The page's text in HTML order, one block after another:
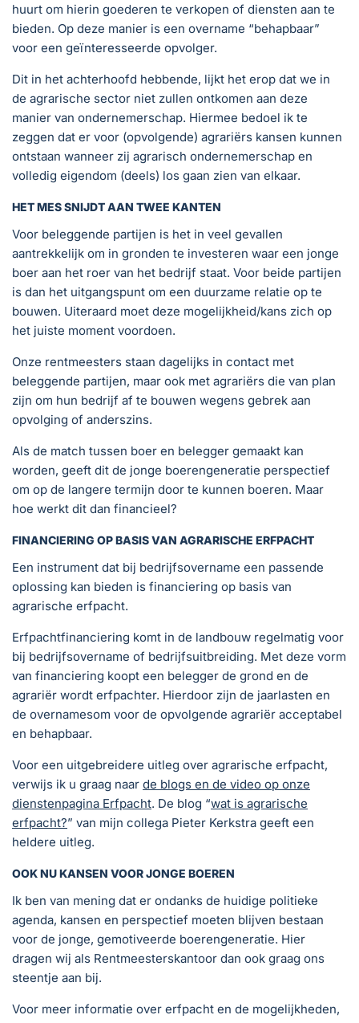
huurt om hierin goederen te verkopen of diensten aan te
bieden. Op deze manier is een overname “behapbaar”
voor een geïnteresseerde opvolger.
Dit in het achterhoofd hebbende, lijkt het erop dat we in
de agrarische sector niet zullen ontkomen aan deze
manier van ondernemerschap. Hiermee bedoel ik te
zeggen dat er voor (opvolgende) agrariërs kansen kunnen
ontstaan wanneer zij agrarisch ondernemerschap en
volledig eigendom (deels) los gaan zien van elkaar.
HET MES SNIJDT AAN TWEE KANTEN
Voor beleggende partijen is het in veel gevallen
aantrekkelijk om in gronden te investeren waar een jonge
boer aan het roer van het bedrijf staat. Voor beide partijen
is dan het uitgangspunt om een duurzame relatie op te
bouwen. Uiteraard moet deze mogelijkheid/kans zich op
het juiste moment voordoen.
Onze rentmeesters staan dagelijks in contact met
beleggende partijen, maar ook met agrariërs die van plan
zijn om hun bedrijf af te bouwen wegens gebrek aan
opvolging of anderszins.
Als de match tussen boer en belegger gemaakt kan
worden, geeft dit de jonge boerengeneratie perspectief
om op de langere termijn door te kunnen boeren. Maar
hoe werkt dit dan financieel?
FINANCIERING OP BASIS VAN AGRARISCHE ERFPACHT
Een instrument dat bij bedrijfsovername een passende
oplossing kan bieden is financiering op basis van
agrarische erfpacht.
Erfpachtfinanciering komt in de landbouw regelmatig voor
bij bedrijfsovername of bedrijfsuitbreiding. Met deze vorm
van financiering koopt een belegger de grond en de
agrariër wordt erfpachter. Hierdoor zijn de jaarlasten en
de overnamesom voor de opvolgende agrariër acceptabel
en behapbaar.
Voor een uitgebreidere uitleg over agrarische erfpacht,
verwijs ik u graag naar de blogs en de video op onze
dienstenpagina Erfpacht. De blog “wat is agrarische
erfpacht?” van mijn collega Pieter Kerkstra geeft een
heldere uitleg.
OOK NU KANSEN VOOR JONGE BOEREN
Ik ben van mening dat er ondanks de huidige politieke
agenda, kansen en perspectief moeten blijven bestaan
voor de jonge, gemotiveerde boerengeneratie. Hier
dragen wij als Rentmeesterskantoor dan ook graag ons
steentje aan bij.
Voor meer informatie over erfpacht en de mogelijkheden,